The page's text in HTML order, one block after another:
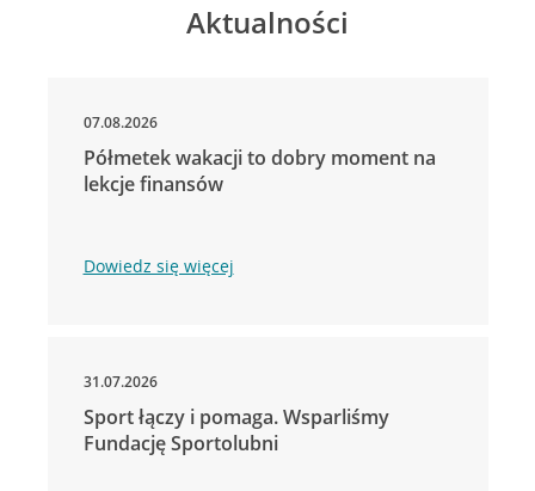
Aktualności
07.08.2026
Półmetek wakacji to dobry moment na
lekcje finansów
Dowiedz się więcej
31.07.2026
Sport łączy i pomaga. Wsparliśmy
Fundację Sportolubni